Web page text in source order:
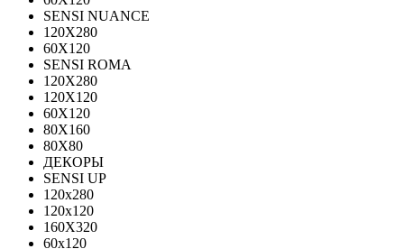
SENSI NUANCE
120X280
60X120
SENSI ROMA
120X280
120Х120
60X120
80X160
80X80
ДЕКОРЫ
SENSI UP
120x280
120х120
160X320
60х120